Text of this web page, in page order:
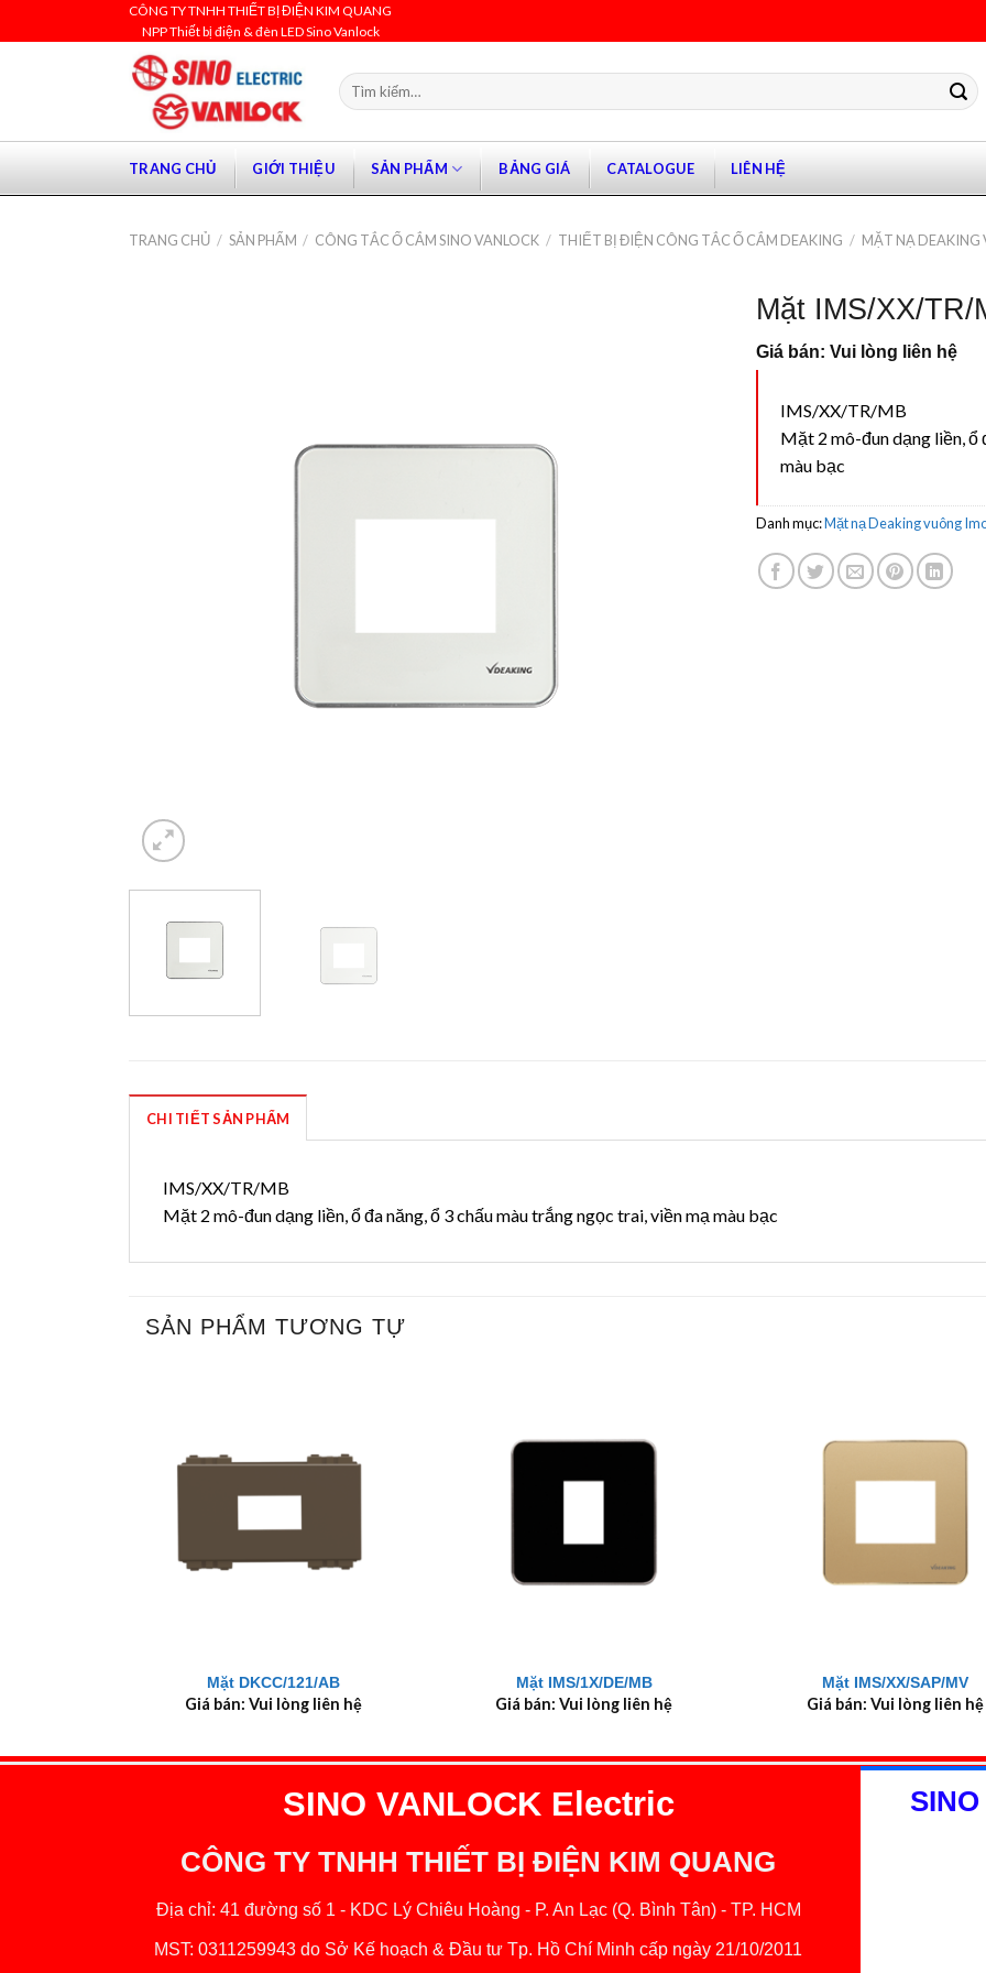
to
CÔNG TY TNHH THIẾT BỊ ĐIỆN KIM QUANG
NPP Thiết bị điện & đèn LED Sino Vanlock
Tìm
kiếm:
TRANG CHỦ GIỚI THIỆU SẢN PHẨM BẢNG GIÁ CATALOGUE LIÊN HỆ
TRANG CHỦ / SẢN PHẨM / CÔNG TẮC Ổ CẮM SINO VANLOCK / THIẾT BỊ ĐIỆN CÔNG TẮC Ổ CẮM DEAKING / MẶT NẠ DEAKING
Mặt IMS/XX/TR/
Giá bán: Vui lòng liên hệ
IMS/XX/TR/MB
Mặt 2 mô-đun dạng liền, ổ
màu bạc
Danh mục:Mặt nạ Deaking vuông
CHI TIẾT SẢN PHẨM
IMS/XX/TR/MB
Mặt 2 mô-đun dạng liền, ổ đa năng, ổ 3 chấu màu trắng ngọc trai, viền mạ màu bạc
SẢN PHẨM TƯƠNG TỰ
Mặt DKCC/121/AB
Giá bán: Vui lòng liên hệ
Mặt IMS/1X/DE/MB
Giá bán: Vui lòng liên hệ
Mặt IMS/XX/SAP/MV
Giá bán: Vui lòng liên hệ
SINO VANLOCK Electric
CÔNG TY TNHH THIẾT BỊ ĐIỆN KIM QUANG
Địa chỉ: 41 đường số 1 - KDC Lý Chiêu Hoàng - P. An Lạc (Q. Bình Tân) - TP. HCM
MST: 0311259943 do Sở Kế hoạch & Đầu tư Tp. Hồ Chí Minh cấp ngày 21/10/2011